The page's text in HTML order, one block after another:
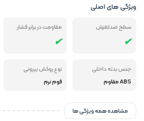
ویژگی های اصلی
سطح ضدلغزش مقاومت در برابر فشار
جنس بدنه داخلی
ABS مقاوم
نوع روکش بیرونی
فوم نرم
مشاهده همه ویژگی ها